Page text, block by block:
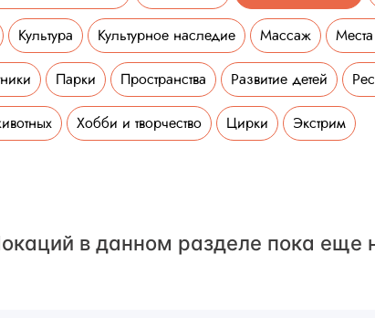
Культура Культурное наследие Массаж
Парки Пространства Развитие детей
Хобби и творчество Цирки Экстрим
в данном разделе пока еще